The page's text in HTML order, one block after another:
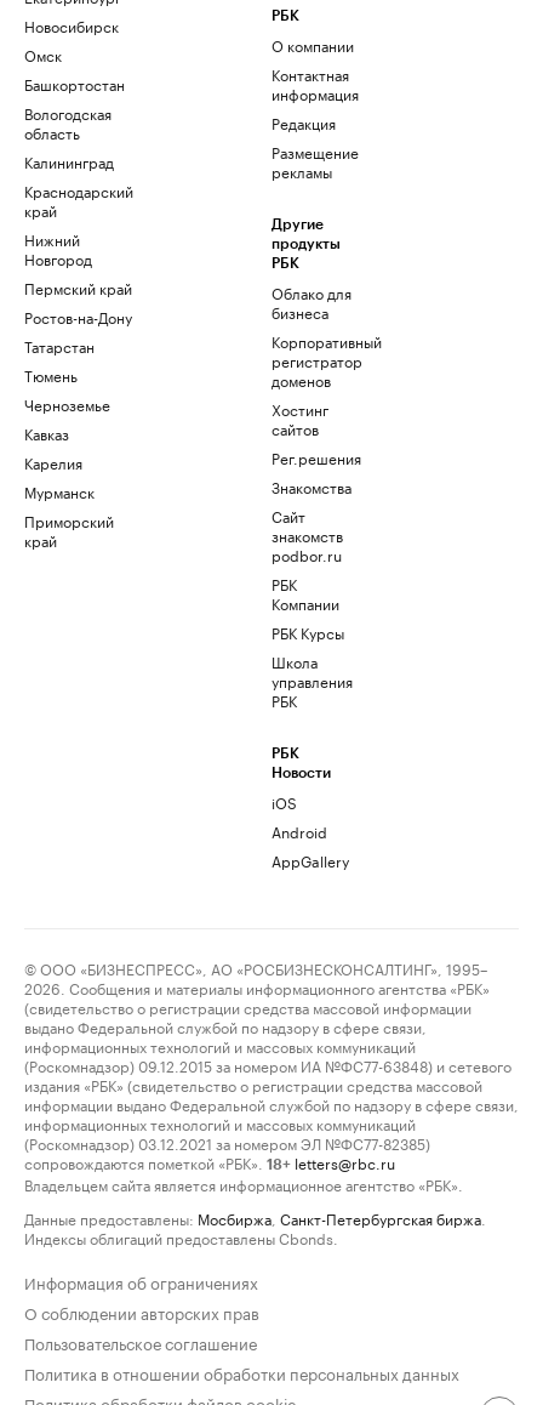
Новосибирск
Омск
Башкортостан
Вологодская
область
Калининград
Краснодарский
край
Нижний
Новгород
Пермский край
Ростов-на-Дону
Татарстан
Тюмень
Черноземье
Кавказ
Карелия
Мурманск
Приморский
край
РБК
О компании
Контактная
информация
Редакция
Размещение
рекламы
Другие
продукты
РБК
Облако для
бизнеса
Корпоративный
регистратор
доменов
Хостинг
сайтов
Рег.решения
Знакомства
Сайт
знакомств
podbor.ru
РБК
Компании
РБК Курсы
Школа
управления
РБК
РБК
Новости
iOS
Android
AppGallery
© ООО «БИЗНЕСПРЕСС», АО «РОСБИЗНЕСКОНСАЛТИНГ», 1995–
2026. Сообщения и материалы информационного агентства «РБК»
(свидетельство о регистрации средства массовой информации
выдано Федеральной службой по надзору в сфере связи,
информационных технологий и массовых коммуникаций
(Роскомнадзор) 09.12.2015 за номером ИА №ФС77-63848) и сетевого
издания «РБК» (свидетельство о регистрации средства массовой
информации выдано Федеральной службой по надзору в сфере связи,
информационных технологий и массовых коммуникаций
(Роскомнадзор) 03.12.2021 за номером ЭЛ №ФС77-82385)
сопровождаются пометкой «РБК».
18+ letters@rbc.ru
Владельцем сайта является информационное агентство «РБК».
Данные предоставлены: Мосбиржа Санкт-Петербургская биржа
Индексы облигаций предоставлены Cbonds.
Информация об ограничениях
О соблюдении авторских прав
Пользовательское соглашение
Политика в отношении обработки персональных данных